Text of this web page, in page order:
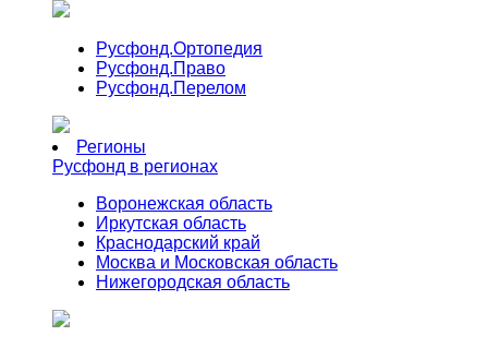
Русфонд.Ортопедия
Русфонд.Право
Русфонд.Перелом
Регионы
Русфонд в регионах
Воронежская область
Иркутская область
Краснодарский край
Москва и Московская область
Нижегородская область